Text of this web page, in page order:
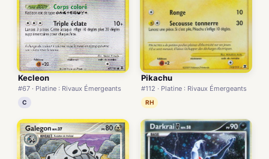
Kecleon
#67 · Platine : Rivaux Émergeants
C
Pikachu
#112 · Platine : Rivaux Émergeants
RH